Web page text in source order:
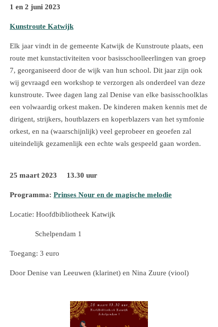
1 en 2 juni 2023
Kunstroute Katwijk
Elk jaar vindt in de gemeente Katwijk de Kunstroute plaats, een
route met kunstactiviteiten voor basisschoolleerlingen van groep
7, georganiseerd door de wijk van hun school. Dit jaar zijn ook
wij gevraagd een workshop te verzorgen als onderdeel van deze
kunstroute. Twee dagen lang zal Denise van elke basisschoolklas
een volwaardig orkest maken. De kinderen maken kennis met de
dirigent, strijkers, houtblazers en koperblazers van het symfonie
orkest, en na (waarschijnlijk) veel geprobeer en geoefen zal
uiteindelijk gezamenlijk een echte wals gespeeld gaan worden.
25 maart 2023 13.30 uur
Programma: Prinses Nour en de magische melodie
Locatie: Hoofdbibliotheek Katwijk
Schelpendam 1
Toegang: 3 euro
Door Denise van Leeuwen (klarinet) en Nina Zuure (viool)